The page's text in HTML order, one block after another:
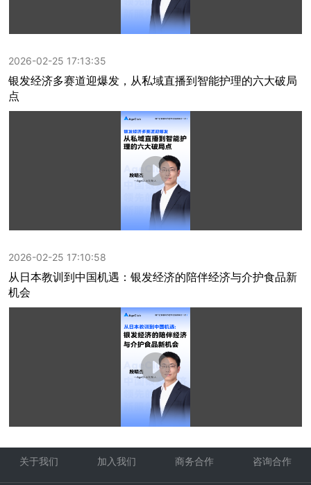
2026-02-25 17:13:35
银发经济多赛道迎爆发，从私域直播到智能护理的六大破局
点
2026-02-25 17:10:58
从日本教训到中国机遇：银发经济的陪伴经济与介护食品新
机会
关于我们 加入我们 商务合作 咨询合作